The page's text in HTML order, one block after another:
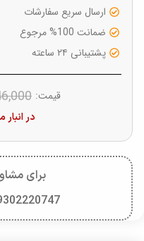
ارسال سریع سفارشات
ضمانت 100% مرجوع
پشتیبانی ۲۴ ساعته
قیمت:
در
برای
| 02122187402